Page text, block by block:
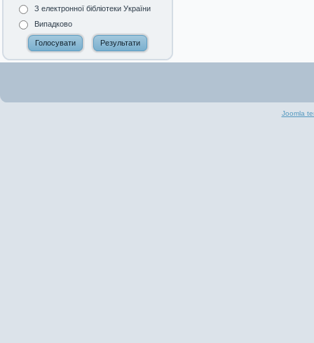
З електронної бібліотеки України
Випадково
Joomla